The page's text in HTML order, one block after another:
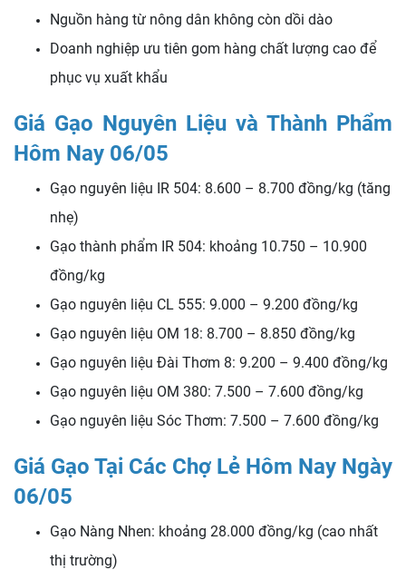
Nguồn hàng từ nông dân không còn dồi dào
Doanh nghiệp ưu tiên gom hàng chất lượng cao để
phục vụ xuất khẩu
Giá Gạo Nguyên Liệu và Thành Phẩm
Hôm Nay 06/05
Gạo nguyên liệu IR 504: 8.600 – 8.700 đồng/kg (tăng
nhẹ)
Gạo thành phẩm IR 504: khoảng 10.750 – 10.900
đồng/kg
Gạo nguyên liệu CL 555: 9.000 – 9.200 đồng/kg
Gạo nguyên liệu OM 18: 8.700 – 8.850 đồng/kg
Gạo nguyên liệu Đài Thơm 8: 9.200 – 9.400 đồng/kg
Gạo nguyên liệu OM 380: 7.500 – 7.600 đồng/kg
Gạo nguyên liệu Sóc Thơm: 7.500 – 7.600 đồng/kg
Giá Gạo Tại Các Chợ Lẻ Hôm Nay Ngày
06/05
Gạo Nàng Nhen: khoảng 28.000 đồng/kg (cao nhất
thị trường)